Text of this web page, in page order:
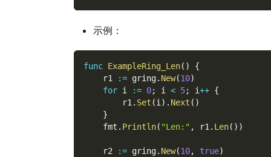
示例：
func ExampleRing_Len( )
{
    r1
:= gring. New(10)
for i := 0; i < 5; i++ {
        r1
. Set (i ) . Next ( )
}
    fmt
. Println( "Len:" , r1 . Len( ) )
    r2
:= gring. New(10, true)